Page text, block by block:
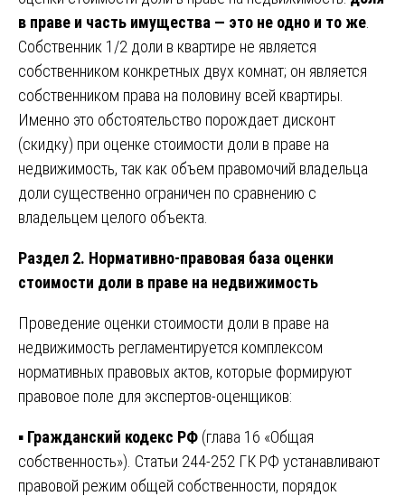
в праве и часть имущества — это не одно и то же
Собственник 1/2 доли в квартире не является
собственником конкретных двух комнат; он является
собственником права на половину всей квартиры.
Именно это обстоятельство порождает дисконт
(скидку) при оценке стоимости доли в праве на
недвижимость, так как объем правомочий владельца
доли существенно ограничен по сравнению с
владельцем целого объекта.
Раздел 2. Нормативно-правовая база оценки
стоимости доли в праве на недвижимость
Проведение оценки стоимости доли в праве на
недвижимость регламентируется комплексом
нормативных правовых актов, которые формируют
правовое поле для экспертов-оценщиков:
▪️ Гражданский кодекс РФ (глава 16 «Общая
собственность»). Статьи 244-252 ГК РФ устанавливают
правовой режим общей собственности, порядок